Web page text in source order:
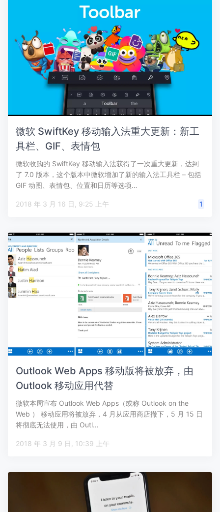
微软 SwiftKey 移动输入法重大更新：新工
具栏、GIF、表情包
微软收购的 SwiftKey 移动输入法获得了一次重大更新，达到
了 7.0 版本，这个版本中微软增加了新的输入法工具栏 – 包括
GIF 动图、表情包、位置和日历等选项…
2018 年 3 月 16 日, 9:25 上午 1
Outlook Web Apps 移动版将被放弃，由
Outlook 移动应用代替
微软本周宣布 Outlook Web Apps（或称 Outlook on the
Web ） 移动应用将被放弃，4 月从应用商店撤下，5 月 15 日
将彻底无法使用，由 Outl…
2018 年 3 月 9 日, 10:39 上午